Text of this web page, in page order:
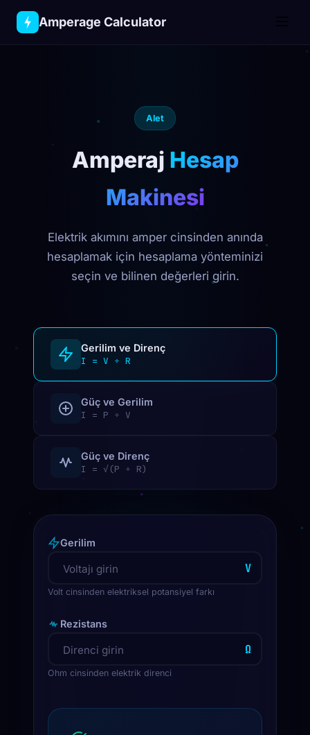
Amperage Calculator
Alet
Amperaj Hesap
Makinesi
Elektrik akımını amper cinsinden anında
hesaplamak için hesaplama yönteminizi
seçin ve bilinen değerleri girin.
Gerilim ve Direnç
I = V ÷ R
Güç ve Gerilim
I = P ÷ V
Güç ve Direnç
I = √(P ÷ R)
Gerilim
V
Volt cinsinden elektriksel potansiyel farkı
Rezistans
Ω
Ohm cinsinden elektrik direnci